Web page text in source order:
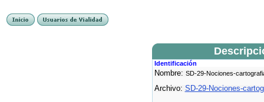
Identificación
Nombre: SD-29-Nociones-
Archivo: SD-29-Nociones-